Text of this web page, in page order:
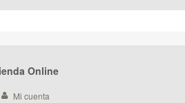
Online
Mi cuenta